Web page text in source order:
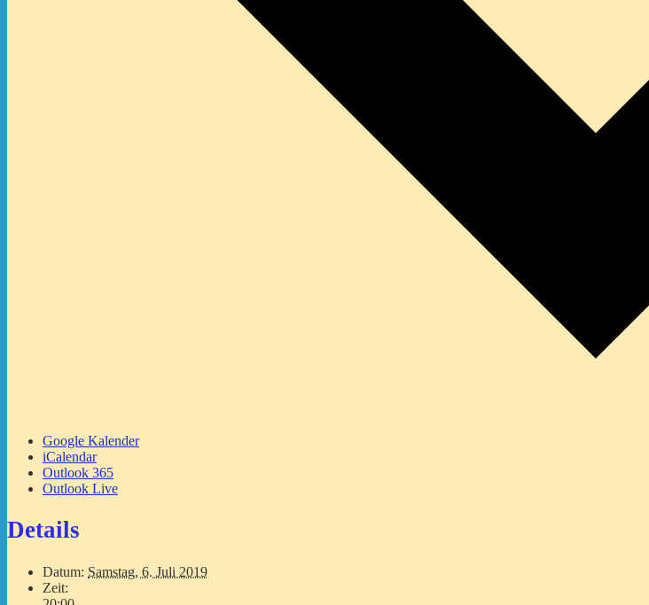
Google Kalender
iCalendar
Outlook 365
Outlook Live
Details
Datum: Samstag, 6. Juli 2019
Zeit: